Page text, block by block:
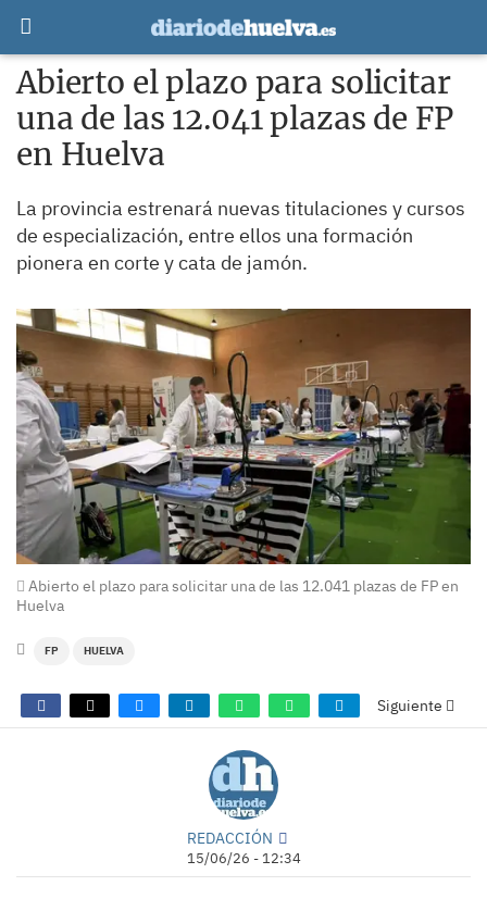
Abierto el plazo para solicitar
una de las 12.041 plazas de FP
en Huelva
La provincia estrenará nuevas titulaciones y cursos
de especialización, entre ellos una formación
pionera en corte y cata de jamón.
Abierto el plazo para solicitar una de las 12.041 plazas de FP en
Huelva
FP HUELVA
Siguiente
REDACCIÓN
15/06/26 - 12:34